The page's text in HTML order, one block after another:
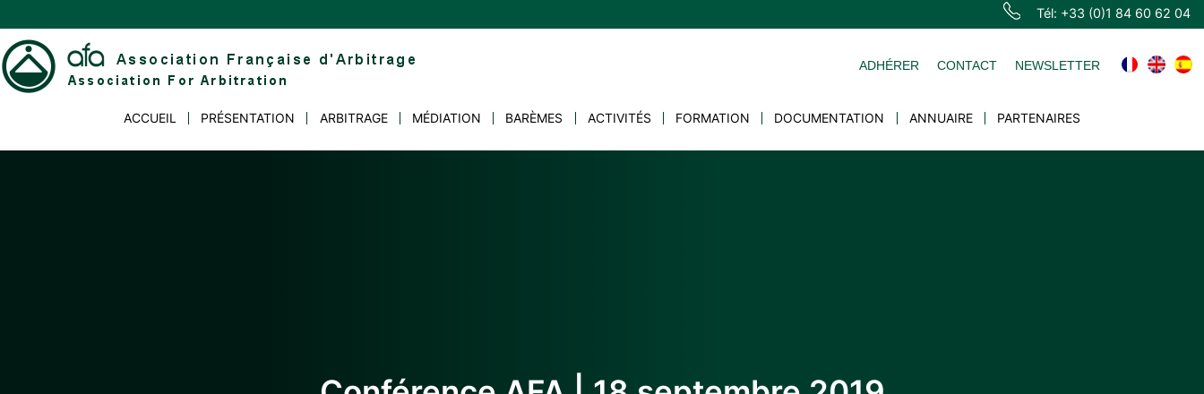
to
content
Tél: +33 (0)1 84 60 62 04
d'Arbitrage
ADHÉRER CONTACT NEWSLETTER
ACCUEIL PRÉSENTATION ARBITRAGE MÉDIATION BARÈMES ACTIVITÉS FORMATION DOCUMENTATION ANNUAIRE PARTENAIRES